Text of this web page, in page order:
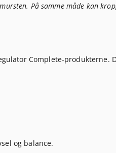
På samme måde kan
Complete-produkterne.
og balance.